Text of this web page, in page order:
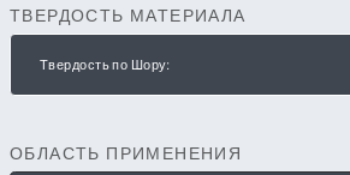
ТВЕРДОСТЬ МАТЕРИАЛА
Твердость по Шору:
ОБЛАСТЬ ПРИМЕНЕНИЯ